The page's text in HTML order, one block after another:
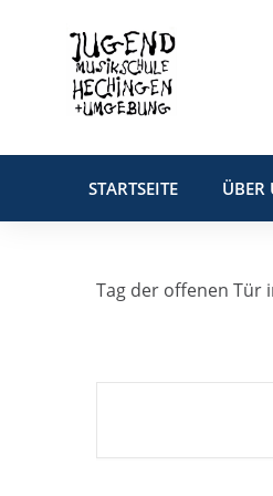
STARTSEITE ÜBER
Tag der offenen Tür